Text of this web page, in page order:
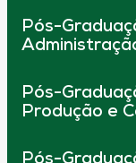
Pós-
Pós-
Produção e